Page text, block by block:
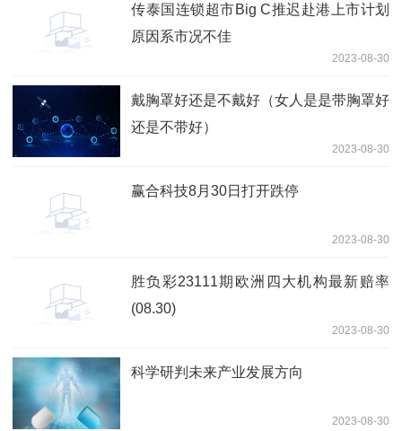
传泰国连锁超市Big C推迟赴港上市计划
原因系市况不佳
2023-08-30
戴胸罩好还是不戴好（女人是是带胸罩好
还是不带好）
2023-08-30
赢合科技8月30日打开跌停
2023-08-30
胜负彩23111期欧洲四大机构最新赔率
(08.30)
2023-08-30
科学研判未来产业发展方向
2023-08-30